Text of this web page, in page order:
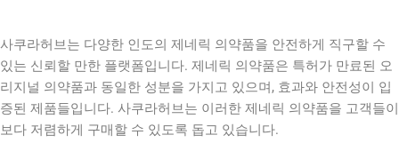
사쿠라허브는 다양한 인도의 제네릭 의약품을 안전하게 직구할 수
있는 신뢰할 만한 플랫폼입니다. 제네릭 의약품은 특허가 만료된 오
리지널 의약품과 동일한 성분을 가지고 있으며, 효과와 안전성이 입
증된 제품들입니다. 사쿠라허브는 이러한 제네릭 의약품을 고객들이
보다 저렴하게 구매할 수 있도록 돕고 있습니다.